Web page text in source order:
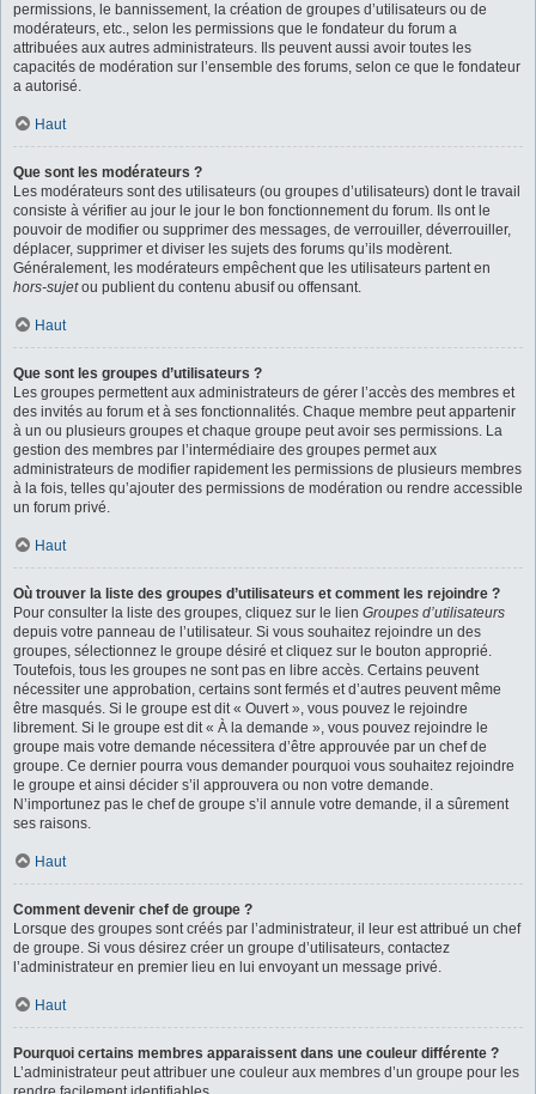
permissions, le bannissement, la création de groupes d’utilisateurs ou de
modérateurs, etc., selon les permissions que le fondateur du forum a
attribuées aux autres administrateurs. Ils peuvent aussi avoir toutes les
capacités de modération sur l’ensemble des forums, selon ce que le fondateur
a autorisé.
Haut
Que sont les modérateurs ?
Les modérateurs sont des utilisateurs (ou groupes d’utilisateurs) dont le travail
consiste à vérifier au jour le jour le bon fonctionnement du forum. Ils ont le
pouvoir de modifier ou supprimer des messages, de verrouiller, déverrouiller,
déplacer, supprimer et diviser les sujets des forums qu’ils modèrent.
Généralement, les modérateurs empêchent que les utilisateurs partent en
hors-sujetou publient du contenu abusif ou offensant.
Haut
Que sont les groupes d’utilisateurs ?
Les groupes permettent aux administrateurs de gérer l’accès des membres et
des invités au forum et à ses fonctionnalités. Chaque membre peut appartenir
à un ou plusieurs groupes et chaque groupe peut avoir ses permissions. La
gestion des membres par l’intermédiaire des groupes permet aux
administrateurs de modifier rapidement les permissions de plusieurs membres
à la fois, telles qu’ajouter des permissions de modération ou rendre accessible
un forum privé.
Haut
Où trouver la liste des groupes d’utilisateurs et comment les rejoindre ?
Pour consulter la liste des groupes, cliquez sur le lien Groupes d’utilisateurs
depuis votre panneau de l’utilisateur. Si vous souhaitez rejoindre un des
groupes, sélectionnez le groupe désiré et cliquez sur le bouton approprié.
Toutefois, tous les groupes ne sont pas en libre accès. Certains peuvent
nécessiter une approbation, certains sont fermés et d’autres peuvent même
être masqués. Si le groupe est dit « Ouvert », vous pouvez le rejoindre
librement. Si le groupe est dit « À la demande », vous pouvez rejoindre le
groupe mais votre demande nécessitera d’être approuvée par un chef de
groupe. Ce dernier pourra vous demander pourquoi vous souhaitez rejoindre
le groupe et ainsi décider s’il approuvera ou non votre demande.
N’importunez pas le chef de groupe s’il annule votre demande, il a sûrement
ses raisons.
Haut
Comment devenir chef de groupe ?
Lorsque des groupes sont créés par l’administrateur, il leur est attribué un chef
de groupe. Si vous désirez créer un groupe d’utilisateurs, contactez
l’administrateur en premier lieu en lui envoyant un message privé.
Haut
Pourquoi certains membres apparaissent dans une couleur différente ?
L’administrateur peut attribuer une couleur aux membres d’un groupe pour les